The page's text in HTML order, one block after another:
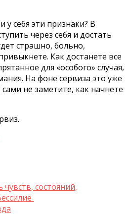
у себя эти признаки? В
через себя и достать
страшно, больно,
Как достанете все
для «особого» случая,
На фоне сервиза это уже
не заметите, как начнете
состояний,